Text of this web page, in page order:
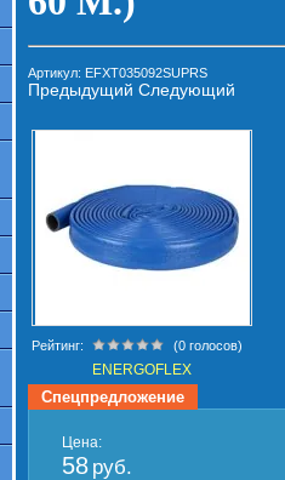
Артикул: EFXT035092SUPRS
Предыдущий Следующий
Рейтинг: (0 голосов)
ENERGOFLEX
Спецпредложение
Цена:
58 руб.